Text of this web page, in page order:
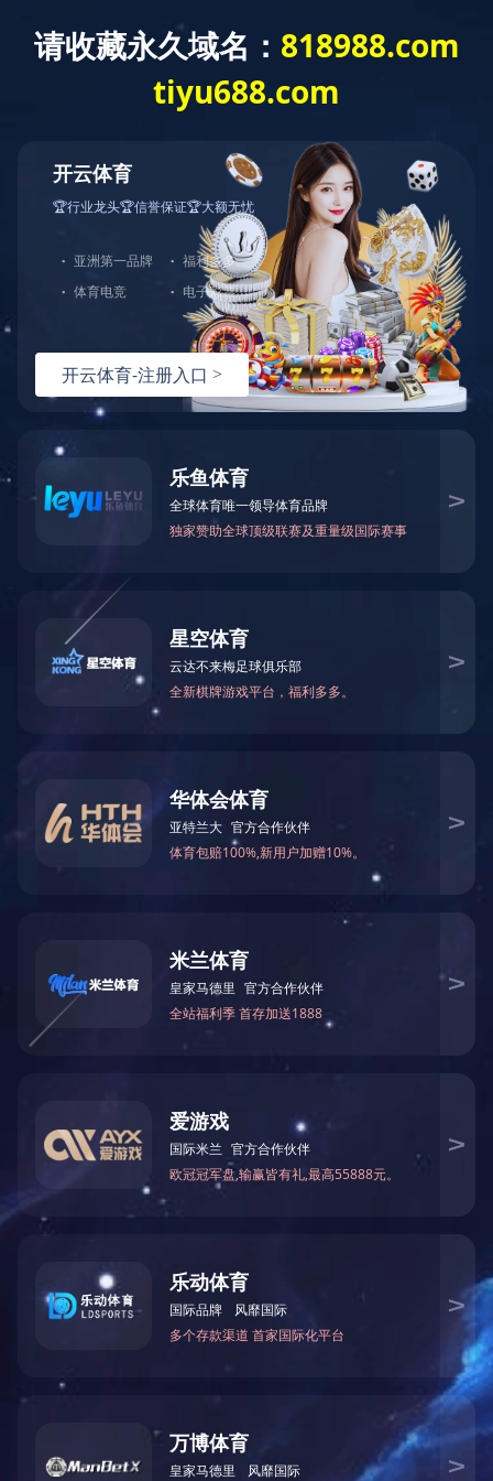
公司概况 党建工作 经营发展